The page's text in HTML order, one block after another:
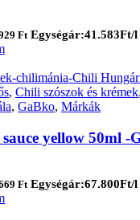
Ft Egységár:41.583Ft/l
, Chili szószok és krémek,
, GaBko, Márkák
yellow 50ml -
Ft Egységár:67.800Ft/l